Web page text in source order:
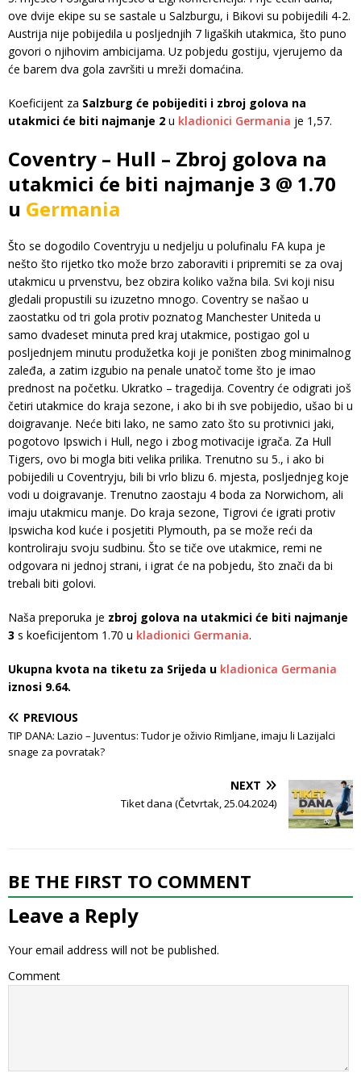
ove dvije ekipe su se sastale u Salzburgu, i Bikovi su pobijedili 4-2.
Austrija nije pobijedila u posljednjih 7 ligaških utakmica, što puno
govori o njihovim ambicijama. Uz pobjedu gostiju, vjerujemo da
će barem dva gola završiti u mreži domaćina.
Koeficijent za Salzburg će pobijediti i zbroj golova na
utakmici će biti najmanje 2 u kladionici Germania je 1,57.
Coventry – Hull – Zbroj golova na
utakmici će biti najmanje 3 @ 1.70
u Germania
Što se dogodilo Coventryju u nedjelju u polufinalu FA kupa je
nešto što rijetko tko može brzo zaboraviti i pripremiti se za ovaj
utakmicu u prvenstvu, bez obzira koliko važna bila. Svi koji nisu
gledali propustili su izuzetno mnogo. Coventry se našao u
zaostatku od tri gola protiv poznatog Manchester Uniteda u
samo dvadeset minuta pred kraj utakmice, postigao gol u
posljednjem minutu produžetka koji je poništen zbog minimalnog
zaleđa, a zatim izgubio na penale unatoč tome što je imao
prednost na početku. Ukratko – tragedija. Coventry će odigrati još
četiri utakmice do kraja sezone, i ako bi ih sve pobijedio, ušao bi u
doigravanje. Neće biti lako, ne samo zato što su protivnici jaki,
pogotovo Ipswich i Hull, nego i zbog motivacije igrača. Za Hull
Tigers, ovo bi mogla biti velika prilika. Trenutno su 5., i ako bi
pobijedili u Coventryju, bili bi vrlo blizu 6. mjesta, posljednjeg koje
vodi u doigravanje. Trenutno zaostaju 4 boda za Norwichom, ali
imaju utakmicu manje. Do kraja sezone, Tigrovi će igrati protiv
Ipswicha kod kuće i posjetiti Plymouth, pa se može reći da
kontroliraju svoju sudbinu. Što se tiče ove utakmice, remi ne
odgovara ni jednoj strani, i igrat će na pobjedu, što znači da bi
trebali biti golovi.
Naša preporuka je zbroj golova na utakmici će biti najmanje
3 s koeficijentom 1.70 u kladionici Germania.
Ukupna kvota na tiketu za Srijeda u kladionica Germania
iznosi 9.64.
PREVIOUS
TIP DANA: Lazio – Juventus: Tudor je oživio Rimljane, imaju li Lazijalci
snage za povratak?
NEXT
Tiket dana (Četvrtak, 25.04.2024)
BE THE FIRST TO COMMENT
Leave a Reply
Your email address will not be published.
Comment